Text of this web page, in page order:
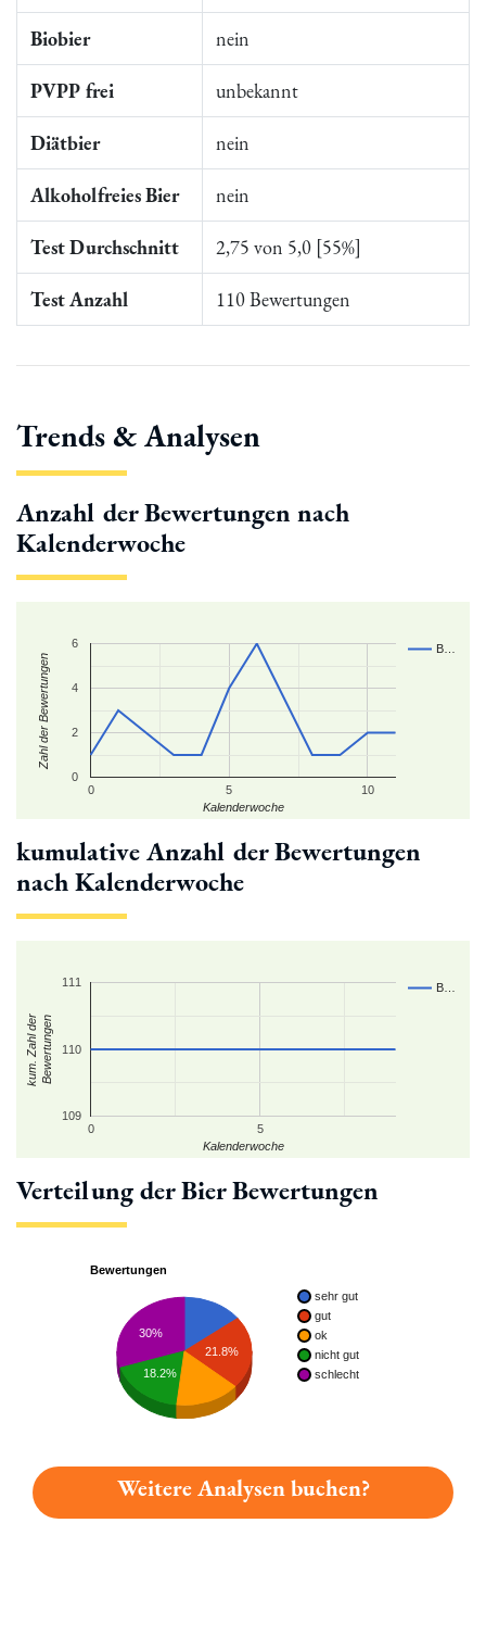
Biobier nein
PVPP frei unbekannt
Diätbier nein
Alkoholfreies Bier nein
Test Durchschnitt 2,75 von 5,0 [55%]
Test Anzahl 110 Bewertungen
Trends & Analysen
Anzahl der Bewertungen nach
Kalenderwoche
B…
0 5 10
0
2
4
6
Kalenderwoche
Zahl der Bewertungen
kumulative Anzahl der Bewertungen
nach Kalenderwoche
B…
0 5
109
110
111
Kalenderwoche
kum. Zahl derBewertungen
Verteilung der Bier Bewertungen
Bewertungen
sehr gut
gut
ok
nicht gut
schlecht
21.8%
30%
18.2%
Weitere Analysen buchen?